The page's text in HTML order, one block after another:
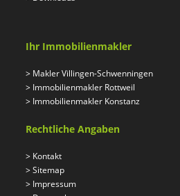
Ihr Immobilienmakler
> Makler Villingen-Schwenningen
> Immobilienmakler Rottweil
> Immobilienmakler Konstanz
Rechtliche Angaben
> Kontakt
>Sitemap
> Impressum